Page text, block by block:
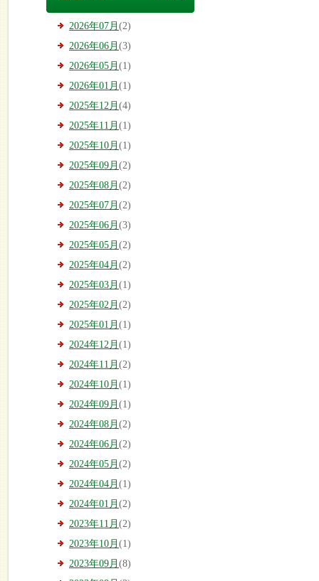
2026年07月 (2)
2026年06月 (3)
2026年05月 (1)
2026年01月 (1)
2025年12月 (4)
2025年11月 (1)
2025年10月 (1)
2025年09月 (2)
2025年08月 (2)
2025年07月 (2)
2025年06月 (3)
2025年05月 (2)
2025年04月 (2)
2025年03月 (1)
2025年02月 (2)
2025年01月 (1)
2024年12月 (1)
2024年11月 (2)
2024年10月 (1)
2024年09月 (1)
2024年08月 (2)
2024年06月 (2)
2024年05月 (2)
2024年04月 (1)
2024年01月 (2)
2023年11月 (2)
2023年10月 (1)
2023年09月 (8)